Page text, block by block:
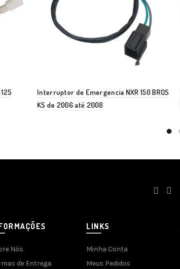
Interruptor de Emergencia NXR 150 BROS
KS de 2006 até 2008
Nós
de Entrega
LINKS
Minha Conta
Meus Pedidos